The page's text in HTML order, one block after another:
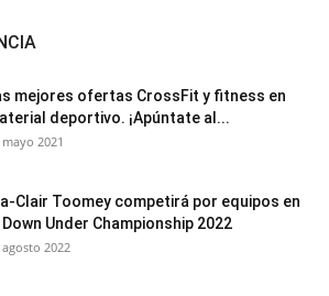
mejores ofertas CrossFit y fitness en
deportivo. ¡Apúntate al...
mayo 2021
Clair Toomey competirá por equipos en
Down Under Championship 2022
agosto 2022